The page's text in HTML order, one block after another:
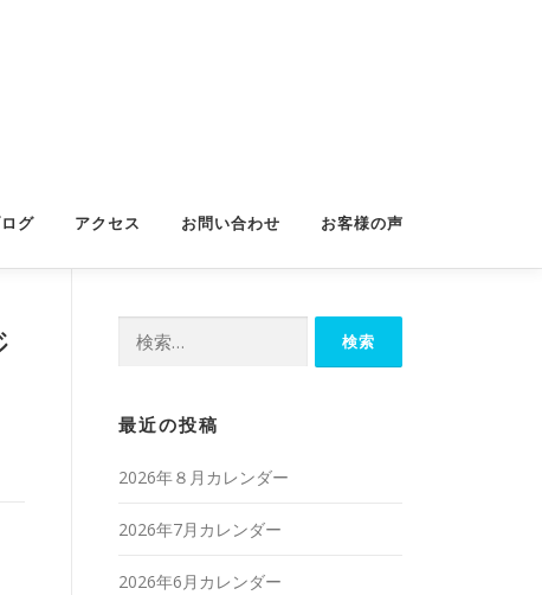
グ アクセス お問い合わせ お客様の声
最近の投稿
2026年８月カレンダー
2026年7月カレンダー
2026年6月カレンダー